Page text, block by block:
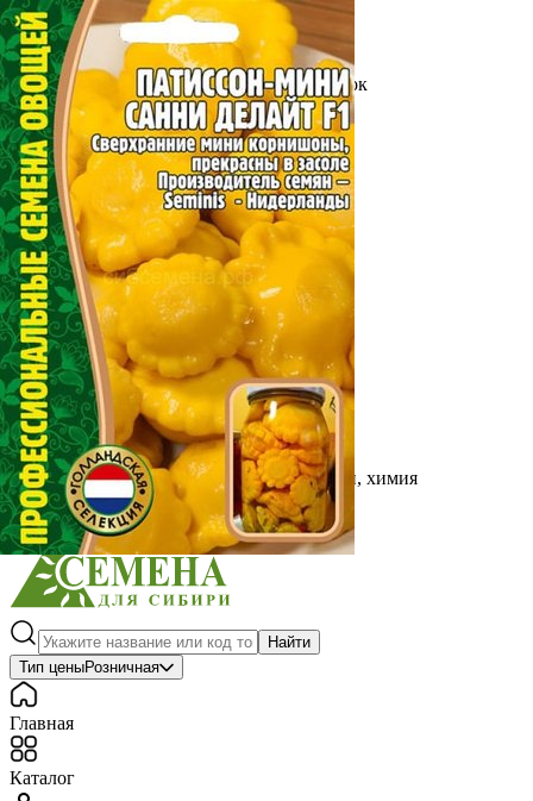
Выберите город
Обратный звонокЗаказать обратный звонок
Каталог
Семена
Грунты
Газонные травы, сидераты
Горшки, рассадники, аксессуары
Посадочный материал
Садовый инструмент, инвентарь
Консервирование
Средства защиты, удобрения, добавки, химия
Обустройство сада, декор
Найти
Тип ценыРозничная
Главная
Каталог